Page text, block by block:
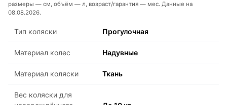
размеры — см, объём — л, возраст/гарантия — мес. Данные на
08.08.2026.
Тип коляски Прогулочная
Материал колес Надувные
Материал коляски Ткань
Вес коляски для